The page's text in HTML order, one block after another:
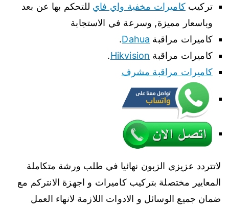
تركيبكاميرات مخفية واي فاي للتحكم بها عن بعد
وباسعار مميزة, وسرعة في الاستجابة
كاميرات مراقبة Dahua
.
كاميرات مراقبة Hikvision
.
كاميرات مراقبة مشرف
لاتتردد عزيزي الزبون نهائيا في طلب ورشة متكاملة
المعايير مختصلة بتركيب كاميرات و اجهزة الانتركم مع
ضمان جميع الوسائل و الادوات اللازمة لانهاء العمل